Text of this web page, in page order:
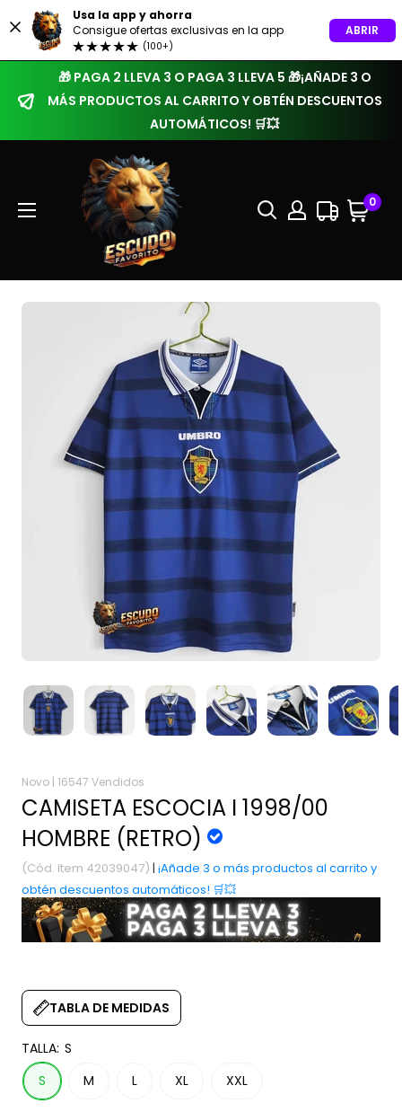
Usa la app y ahorra
Consigue ofertas exclusivas en la app
(100+)
ABRIR
🎁 PAGA 2 LLEVA 3 O PAGA 3 LLEVA 5 🎁¡AÑADE 3 O
MÁS PRODUCTOS AL CARRITO Y OBTÉN DESCUENTOS
AUTOMÁTICOS! 🛒💥
0
Novo | 16547 Vendidos
CAMISETA ESCOCIA I 1998/00
HOMBRE (RETRO)
(Cód. Item 42039047) | ¡Añade 3 o más productos al carrito y
obtén descuentos automáticos! 🛒💥
TABLA DE MEDIDAS
TALLA: S
S
M L XL XXL